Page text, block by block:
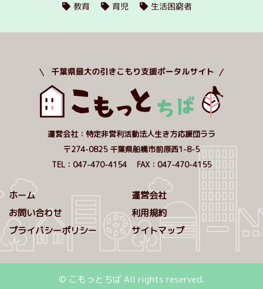
教育
育児 生活困窮者
運営会社：特定非営利活動法人生き方応援団ララ
〒274-0825 千葉県船橋市前原西1-8-5
TEL：047-470-4154 FAX：047-470-4155
ホーム
運営会社
お問い合わせ
利用規約
プライバシーポリシー
サイトマップ
© こもっとちば All rights reserved.